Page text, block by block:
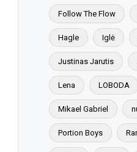
Follow The Flow
Hagle Iglė
Justinas Jarutis
Lena LOBODA
Mikael Gabriel
Portion Boys